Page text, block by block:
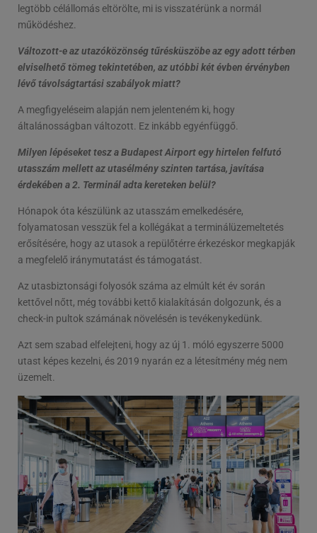
legtöbb célállomás eltörölte, mi is visszatérünk a normál
működéshez.
Változott-e az utazóközönség tűrésküszöbe az egy adott térben
elviselhető tömeg tekintetében, az utóbbi két évben érvényben
lévő távolságtartási szabályok miatt?
A megfigyeléseim alapján nem jelenteném ki, hogy
általánosságban változott. Ez inkább egyénfüggő.
Milyen lépéseket tesz a Budapest Airport egy hirtelen felfutó
utasszám mellett az utasélmény szinten tartása, javítása
érdekében a 2. Terminál adta kereteken belül?
Hónapok óta készülünk az utasszám emelkedésére,
folyamatosan vesszük fel a kollégákat a terminálüzemeltetés
erősítésére, hogy az utasok a repülőtérre érkezéskor megkapják
a megfelelő iránymutatást és támogatást.
Az utasbiztonsági folyosók száma az elmúlt két év során
kettővel nőtt, még további kettő kialakításán dolgozunk, és a
check-in pultok számának növelésén is tevékenykedünk.
Azt sem szabad elfelejteni, hogy az új 1. móló egyszerre 5000
utast képes kezelni, és 2019 nyarán ez a létesítmény még nem
üzemelt.